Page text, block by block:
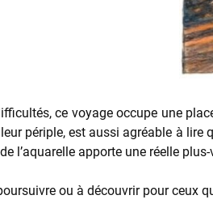
ce voyage occupe une
périple, est aussi agréable à lire
l’aquarelle apporte une réelle
ou à découvrir pour ceux